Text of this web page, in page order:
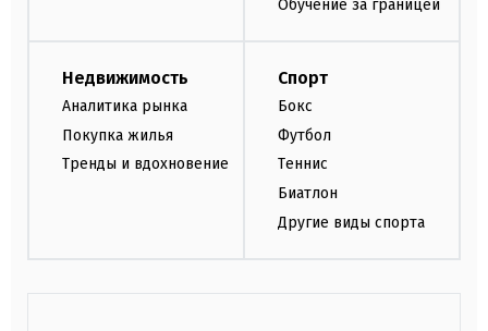
Обучение за границей
Недвижимость
Аналитика рынка
Покупка жилья
Тренды и вдохновение
Спорт
Бокс
Футбол
Теннис
Биатлон
Другие виды спорта